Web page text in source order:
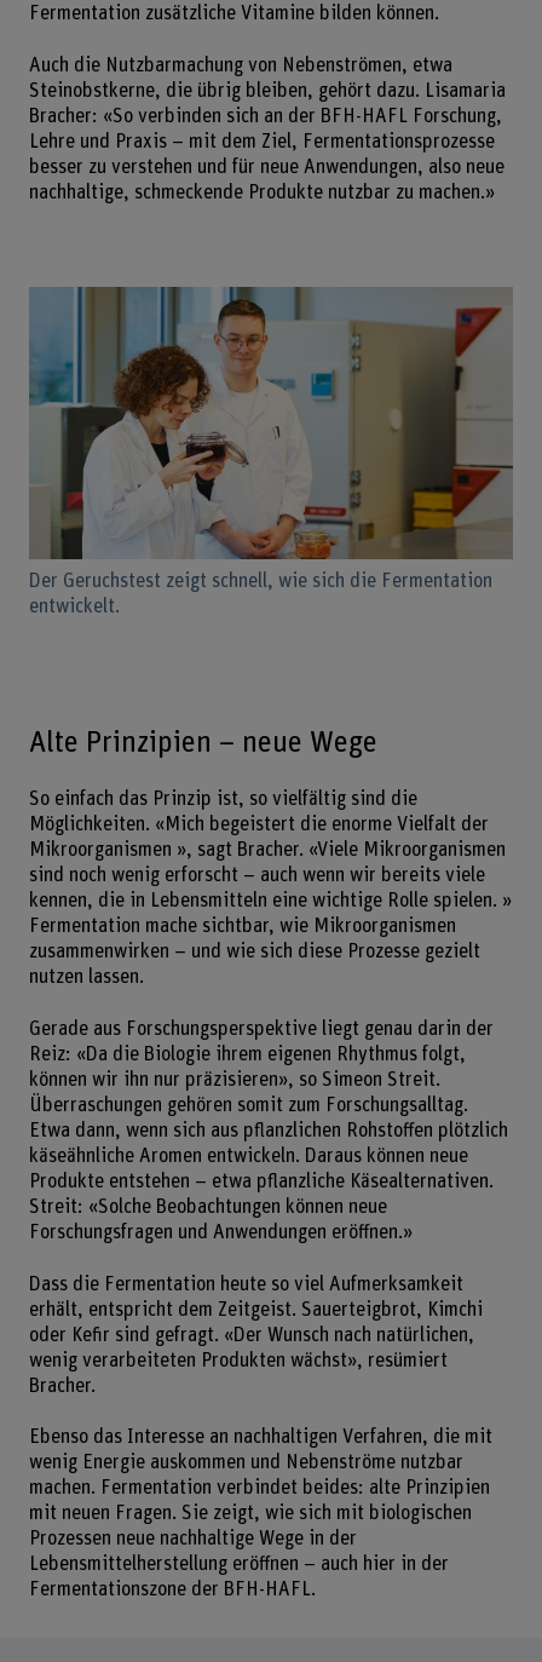
Fermentation zusätzliche Vitamine bilden können.
Auch die Nutzbarmachung von Nebenströmen, etwa
Steinobstkerne, die übrig bleiben, gehört dazu. Lisamaria
Bracher: «So verbinden sich an der BFH-HAFL Forschung,
Lehre und Praxis – mit dem Ziel, Fermentationsprozesse
besser zu verstehen und für neue Anwendungen, also neue
nachhaltige, schmeckende Produkte nutzbar zu machen.»
Der Geruchstest zeigt schnell, wie sich die Fermentation
entwickelt.
Alte Prinzipien – neue Wege
So einfach das Prinzip ist, so vielfältig sind die
Möglichkeiten. «Mich begeistert die enorme Vielfalt der
Mikroorganismen », sagt Bracher. «Viele Mikroorganismen
sind noch wenig erforscht – auch wenn wir bereits viele
kennen, die in Lebensmitteln eine wichtige Rolle spielen. »
Fermentation mache sichtbar, wie Mikroorganismen
zusammenwirken – und wie sich diese Prozesse gezielt
nutzen lassen.
Gerade aus Forschungsperspektive liegt genau darin der
Reiz: «Da die Biologie ihrem eigenen Rhythmus folgt,
können wir ihn nur präzisieren», so Simeon Streit.
Überraschungen gehören somit zum Forschungsalltag.
Etwa dann, wenn sich aus pflanzlichen Rohstoffen plötzlich
käseähnliche Aromen entwickeln. Daraus können neue
Produkte entstehen – etwa pflanzliche Käsealternativen.
Streit: «Solche Beobachtungen können neue
Forschungsfragen und Anwendungen eröffnen.»
Dass die Fermentation heute so viel Aufmerksamkeit
erhält, entspricht dem Zeitgeist. Sauerteigbrot, Kimchi
oder Kefir sind gefragt. «Der Wunsch nach natürlichen,
wenig verarbeiteten Produkten wächst», resümiert
Bracher.
Ebenso das Interesse an nachhaltigen Verfahren, die mit
wenig Energie auskommen und Nebenströme nutzbar
machen. Fermentation verbindet beides: alte Prinzipien
mit neuen Fragen. Sie zeigt, wie sich mit biologischen
Prozessen neue nachhaltige Wege in der
Lebensmittelherstellung eröffnen – auch hier in der
Fermentationszone der BFH-HAFL.